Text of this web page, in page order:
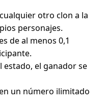
otro clon a la
personajes.
de al menos 0,1
estado, el ganador se
un número ilimitado